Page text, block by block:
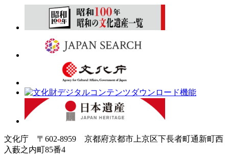
文化庁 〒602-8959 京都府京都市上京区下長者町通新町西
入藪之内町85番4